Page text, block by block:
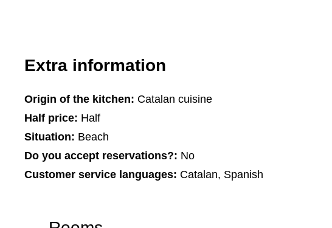
Extra information
Origin of the kitchen: Catalan cuisine
Half price: Half
Situation: Beach
Do you accept reservations?: No
Customer service languages: Catalan, Spanish